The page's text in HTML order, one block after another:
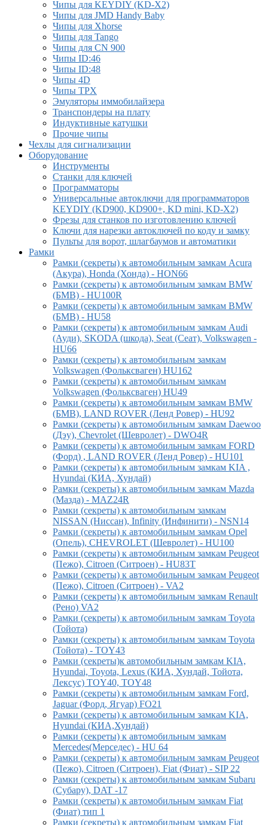
Чипы для KEYDIY (KD-X2)
Чипы для JMD Handy Baby
Чипы для Xhorse
Чипы для Tango
Чипы для CN 900
Чипы ID:46
Чипы ID:48
Чипы 4D
Чипы TPX
Эмуляторы иммобилайзера
Транспондеры на плату
Индуктивные катушки
Прочие чипы
Чехлы для сигнализации
Оборудование
Инструменты
Cтанки для ключей
Программаторы
Универсальные автоключи для программаторов
KEYDIY (KD900, KD900+, KD mini, KD-X2)
Фрезы для станков по изготовлению ключей
Ключи для нарезки автоключей по коду и замку
Пульты для ворот, шлагбаумов и автоматики
Рамки
Рамки (секреты) к автомобильным замкам Acura
(Акура), Honda (Хонда) - HON66
Рамки (секреты) к автомобильным замкам BMW
(БМВ) - HU100R
Рамки (секреты) к автомобильным замкам BMW
(БМВ) - HU58
Рамки (секреты) к автомобильным замкам Audi
(Ауди), SKODA (шкода), Seat (Сеат), Volkswagen -
HU66
Рамки (секреты) к автомобильным замкам
Volkswagen (Фольксваген) HU162
Рамки (секреты) к автомобильным замкам
Volkswagen (Фольксваген) HU49
Рамки (секреты) к автомобильным замкам BMW
(БМВ), LAND ROVER (Ленд Ровер) - HU92
Рамки (секреты) к автомобильным замкам Daewoo
(Дэу), Chevrolet (Шевролет) - DWO4R
Рамки (секреты) к автомобильным замкам FORD
(Форд) , LAND ROVER (Ленд Ровер) - HU101
Рамки (секреты) к автомобильным замкам KIA ,
Hyundai (КИА, Хундай)
Рамки (секреты) к автомобильным замкам Mazda
(Мазда) - MAZ24R
Рамки (секреты) к автомобильным замкам
NISSAN (Ниссан), Infinity (Инфинити) - NSN14
Рамки (секреты) к автомобильным замкам Opel
(Опель), CHEVROLET (Шевролет) - HU100
Рамки (секреты) к автомобильным замкам Peugeot
(Пежо), Citroen (Ситроен) - HU83T
Рамки (секреты) к автомобильным замкам Peugeot
(Пежо), Citroen (Ситроен) - VA2
Рамки (секреты) к автомобильным замкам Renault
(Рено) VA2
Рамки (секреты) к автомобильным замкам Toyota
(Тойота)
Рамки (секреты) к автомобильным замкам Toyota
(Тойота) - TOY43
Рамки (секреты)к автомобильным замкам KIA,
Hyundai, Toyota, Lexus (КИА, Хундай, Тойота,
Лексус) TOY40, TOY48
Рамки (секреты) к автомобильным замкам Ford,
Jaguar (Форд, Ягуар) FO21
Рамки (секреты) к автомобильным замкам KIA,
Hyundai (КИА,Хундай)
Рамки (секреты) к автомобильным замкам
Mercedes(Мерседес) - HU 64
Рамки (секреты) к автомобильным замкам Peugeot
(Пежо), Citroen (Ситроен), Fiat (Фиат) - SIP 22
Рамки (секреты) к автомобильным замкам Subaru
(Субару), DAT -17
Рамки (секреты) к автомобильным замкам Fiat
(Фиат) тип 1
Рамки (секреты) к автомобильным замкам Fiat